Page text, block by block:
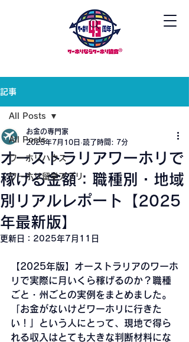
記事
All Posts
ワーホリハウス
ワーホリ留学アプリ
All Posts
オーストラリアワーホリで
稼げる金額：職種別・地域
別リアルレポート【2025
年最新版】
お金の専門家
2025年7月10日 読了時間: 7分
更新日： 2025年7月11日
【2025年版】オーストラリアのワーホ
リで実際に月いくら稼げるのか？職種
ごと・州ごとの実例をまとめました。
「お金がないけどワーホリに行きた
い！」という人にとって、現地で得ら
れる収入はとても大きな判断材料にな